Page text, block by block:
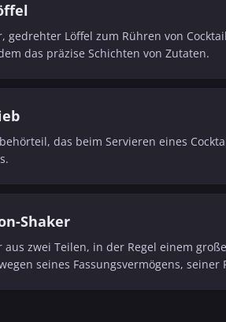
gedrehter Löffel zum Rühren von
das präzise Schichten von Zutaten.
das beim Servieren eines
Shaker
aus zwei Teilen, in der Regel einem
seines Fassungsvermögens,